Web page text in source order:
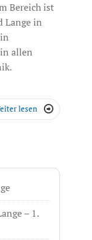
Bereich ist
Lange in
allen
lesen 
– 1.